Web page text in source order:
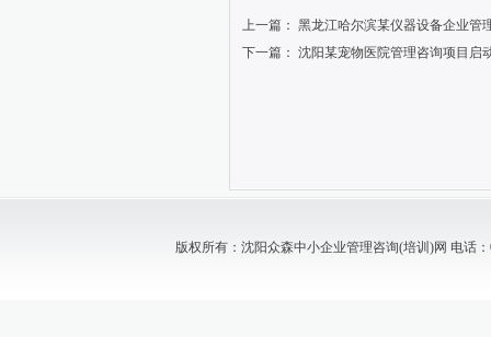
上一篇： 黑龙江哈尔滨某仪器设备企业管
下一篇： 沈阳某宠物医院管理咨询项目启
版权所有：沈阳众森中小企业管理咨询(培训)网 电话：